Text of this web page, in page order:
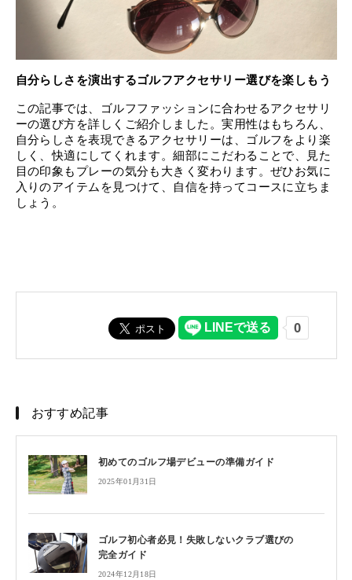
自分らしさを演出するゴルフアクセサリー選びを楽しもう
この記事では、ゴルフファッションに合わせるアクセサリ
ーの選び方を詳しくご紹介しました。実用性はもちろん、
自分らしさを表現できるアクセサリーは、ゴルフをより楽
しく、快適にしてくれます。細部にこだわることで、見た
目の印象もプレーの気分も大きく変わります。ぜひお気に
入りのアイテムを見つけて、自信を持ってコースに立ちま
しょう。
おすすめ記事
初めてのゴルフ場デビューの準備ガイド
2025年01月31日
ゴルフ初心者必見！失敗しないクラブ選びの
完全ガイド
2024年12月18日